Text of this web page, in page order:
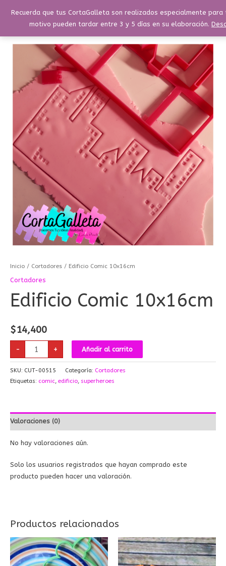
Recuerda que tus CortaGalleta son realizados especialmente
motivo pueden tardar entre 3 y 5 días en su elaboración.
contenido
Menú
Menú
Buscar
Inicio / Cortadores / Edificio Comic 10x16cm
Cortadores
Edificio Comic 10x16cm
$14,400
-
Edificio
Comic
10x16cm
cantidad
+ Añadir al carrito
SKU: CUT-00515 Categoría: Cortadores
Etiquetas: comic, edificio, superheroes
Valoraciones (0)
No hay valoraciones aún.
Solo los usuarios registrados que hayan comprado este
producto pueden hacer una valoración.
Productos relacionados